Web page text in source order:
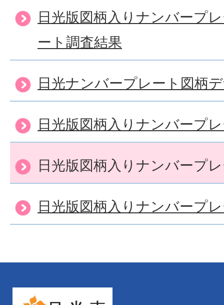
日光版図柄入りナンバープ
ート調査結果
日光ナンバープレート図柄
日光版図柄入りナンバープ
日光版図柄入りナンバープ
日光版図柄入りナンバープ